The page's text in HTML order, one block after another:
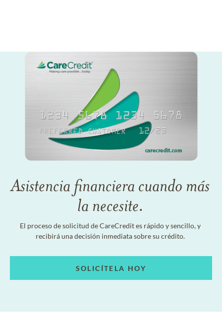
Asistencia financiera cuando más
la necesite.
El proceso de solicitud de CareCredit es rápido y sencillo, y
recibirá una decisión inmediata sobre su crédito.
SOLICÍTELA HOY